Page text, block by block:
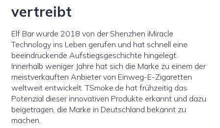
vertreibt
Elf Bar wurde 2018 von der Shenzhen iMiracle
Technology ins Leben gerufen und hat schnell eine
beeindruckende Aufstiegsgeschichte hingelegt.
Innerhalb weniger Jahre hat sich die Marke zu einem der
meistverkauften Anbieter von Einweg-E-Zigaretten
weltweit entwickelt. TSmoke.de hat frühzeitig das
Potenzial dieser innovativen Produkte erkannt und dazu
beigetragen, die Marke in Deutschland bekannt zu
machen.